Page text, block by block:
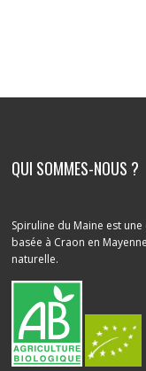
QUI SOMMES-NOUS ?
Spiruline du Maine est
basée à Craon en
naturelle.